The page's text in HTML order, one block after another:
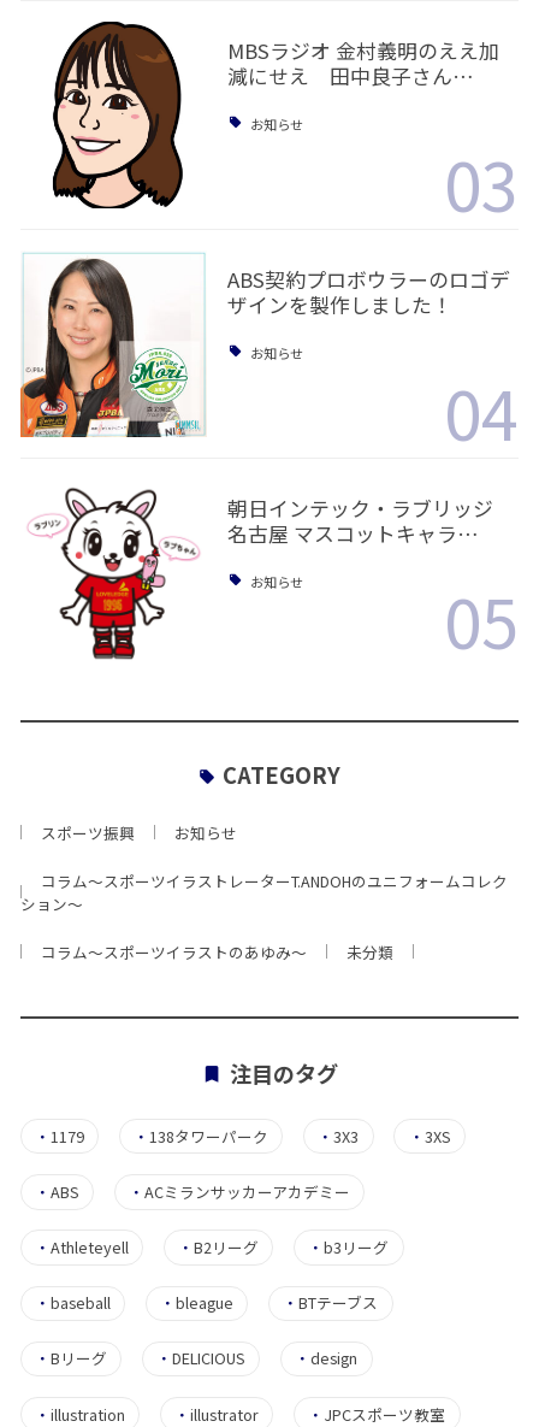
MBSラジオ 金村義明のええ加
減にせえ 田中良子さん…
お知らせ
03
ABS契約プロボウラーのロゴデ
ザインを製作しました！
お知らせ
04
朝日インテック・ラブリッジ
名古屋 マスコットキャラ…
お知らせ 05
CATEGORY
スポーツ振興 お知らせ
コラム〜スポーツイラストレーターT.ANDOHのユニフォームコレク
ション〜
コラム〜スポーツイラストのあゆみ〜 未分類
注目のタグ
・ 1179 ・ 138タワーパーク ・3X3 ・ 3XS
・ ABS ・ACミランサッカーアカデミー
・ Athleteyell ・B2リーグ ・b3リーグ
・ baseball ・bleague ・BTテーブス
・ Bリーグ ・DELICIOUS ・design
・ illustration ・illustrator ・ JPCスポーツ教室